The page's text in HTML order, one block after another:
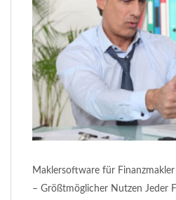
Maklersoftware für
– Größtmöglicher Nutzen Jeder